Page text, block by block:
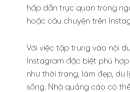
hấp dẫn trực quan trong
hoặc câu chuyện trên
Với việc tập trung vào nội
Instagram đặc biệt phù
như thời trang, làm đẹp, du
sống. Nhà quảng cáo có